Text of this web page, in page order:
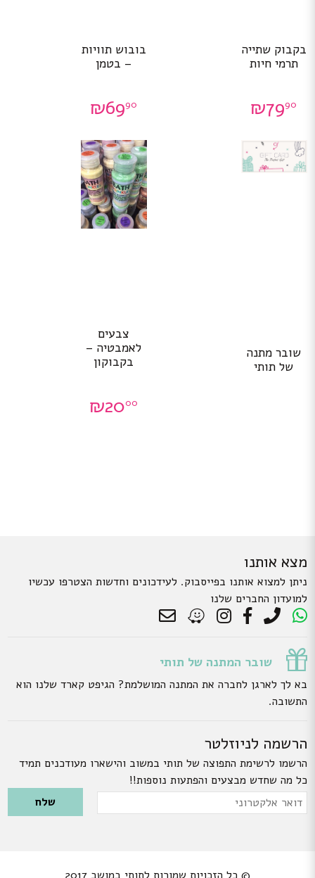
בקבוק שתייה
תרמי חיות
₪7990
בובוש תוויות
– בטמן
₪6990
שובר מתנה
של תותי
צבעים
לאמבטיה –
בקבוקון
₪2000
מצא אותנו
ניתן למצוא אותנו בפייסבוק. לעידכונים וחדשות הצטרפו עכשיו
למועדון החברים שלנו
שובר המתנה של תותי
בא לך לארגן לחברה את המתנה המושלמת? הגיפט קארד שלנו הוא
התשובה.
הרשמה לניוזלטר
הרשמו לרשימת התפוצה של תותי במשוב והישארו מעודכנים תמיד
כל מה שחדש מבצעים והפתעות נוספות!!
Please leave this field empty.
דואר